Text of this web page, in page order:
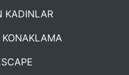
KADINLAR